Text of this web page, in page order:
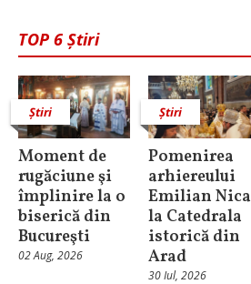
TOP 6 Știri
Știri
Moment de
rugăciune şi
împlinire la o
biserică din
Bucureşti
02 Aug, 2026
Știri
Pomenirea
arhiereului
Emilian Nica
la Catedrala
istorică din
Arad
30 Iul, 2026